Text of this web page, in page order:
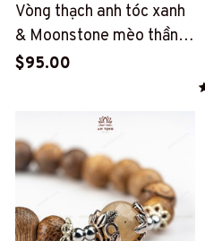
Vòng thạch anh tóc xanh
& Moonstone mèo thần
tài may mắn (PT194)
$95.00